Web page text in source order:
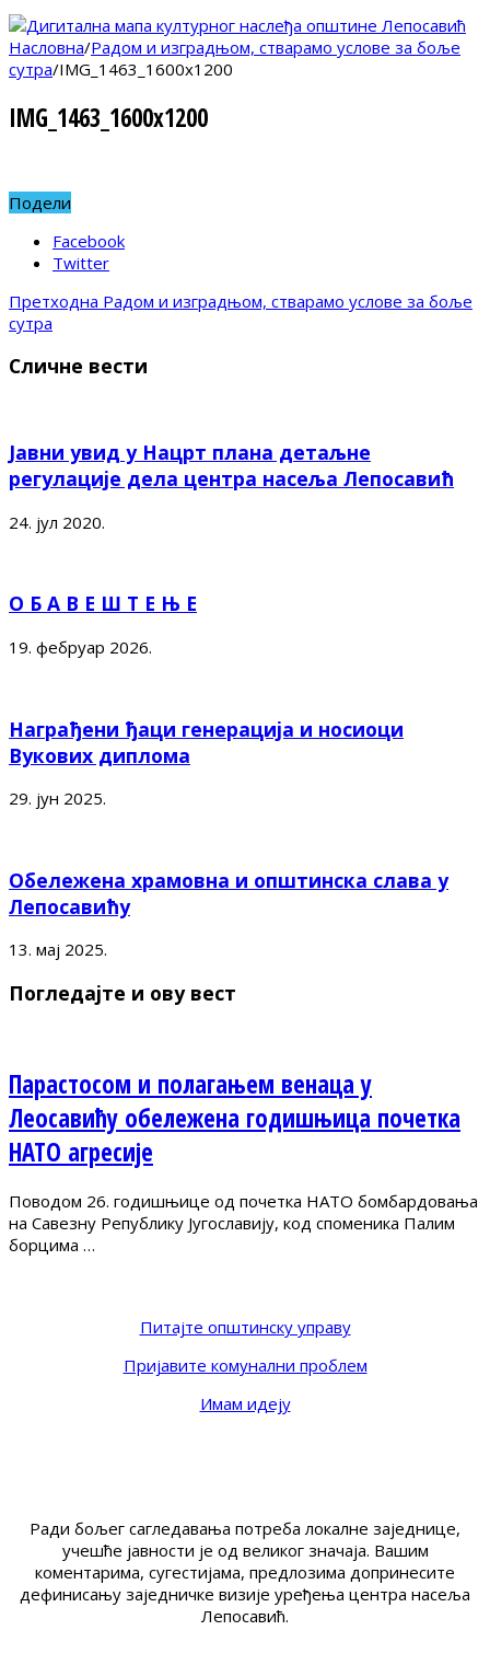
Насловна/Радом и изградњом, стварамо услове за боље
сутра/IMG_1463_1600x1200
IMG_1463_1600x1200
Подели
Facebook
Twitter
Претходна Радом и изградњом, стварамо услове за боље
сутра
Сличне вести
Јавни увид у Нацрт плана детаљне
регулације дела центра насеља Лепосавић
24. јул 2020.
О Б А В Е Ш Т Е Њ Е
19. фебруар 2026.
Награђени ђаци генерација и носиоци
Вукових диплома
29. јун 2025.
Обележена храмовна и општинска слава у
Лепосавићу
13. мај 2025.
Погледајте и ову вест
Парастосом и полагањем венаца у
Леосавићу обележена годишњица почетка
НАТО агресије
Поводом 26. годишњице од почетка НАТО бомбардовања
на Савезну Републику Југославију, код споменика Палим
борцима …
Питајте општинску управу
Пријавите комунални проблем
Имам идеју
Ради бољег сагледавања потреба локалне заједнице,
учешће јавности је од великог значаја. Вашим
коментарима, сугестијама, предлозима допринесите
дефинисању заједничке визије уређења центра насеља
Лепосавић.